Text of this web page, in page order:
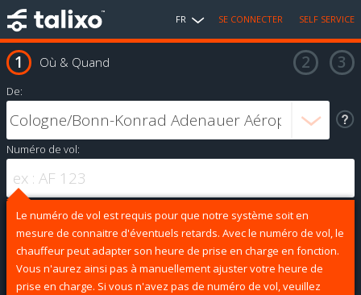
FR SE CONNECTER SELF SERVICE
Où & Quand
De:
Numéro de vol:
Le numéro de vol est requis pour que notre système soit en
mesure de connaitre d'éventuels retards. Avec le numéro de vol, le
chauffeur peut adapter son heure de prise en charge en fonction.
Vous n'aurez ainsi pas à manuellement ajuster votre heure de
prise en charge. Si vous n'avez pas de numéro de vol, veuillez